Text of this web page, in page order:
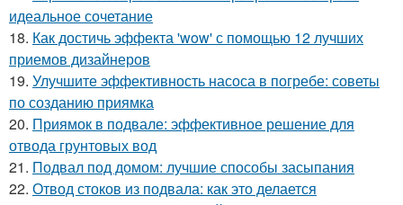
идеальное сочетание
18. Как достичь эффекта 'wow' с помощью 12 лучших
приемов дизайнеров
19. Улучшите эффективность насоса в погребе: советы
по созданию приямка
20. Приямок в подвале: эффективное решение для
отвода грунтовых вод
21. Подвал под домом: лучшие способы засыпания
22. Отвод стоков из подвала: как это делается